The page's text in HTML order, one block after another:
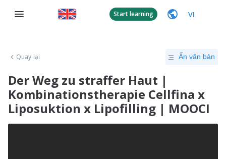
Start learning VI
Quay lại Ẩn văn bản
Der Weg zu straffer Haut |
Kombinationstherapie Cellfina x
Liposuktion x Lipofilling | MOOCI